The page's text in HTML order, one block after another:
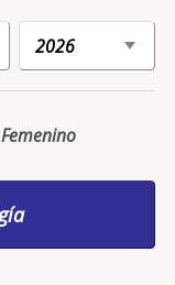
Femenino